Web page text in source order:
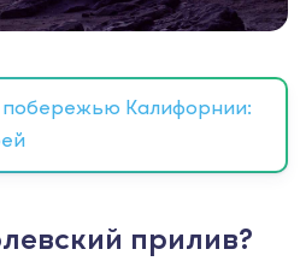
Калифорнии:
прилив?